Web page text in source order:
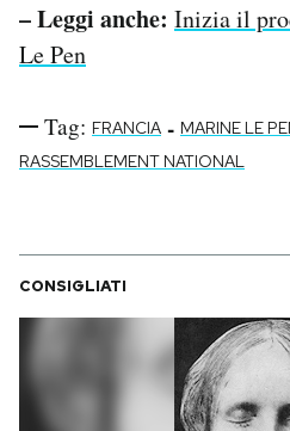
– Leggi anche: Inizia il
Le Pen
Tag: FRANCIA - MARINE LE
RASSEMBLEMENT NATIONAL
CONSIGLIATI